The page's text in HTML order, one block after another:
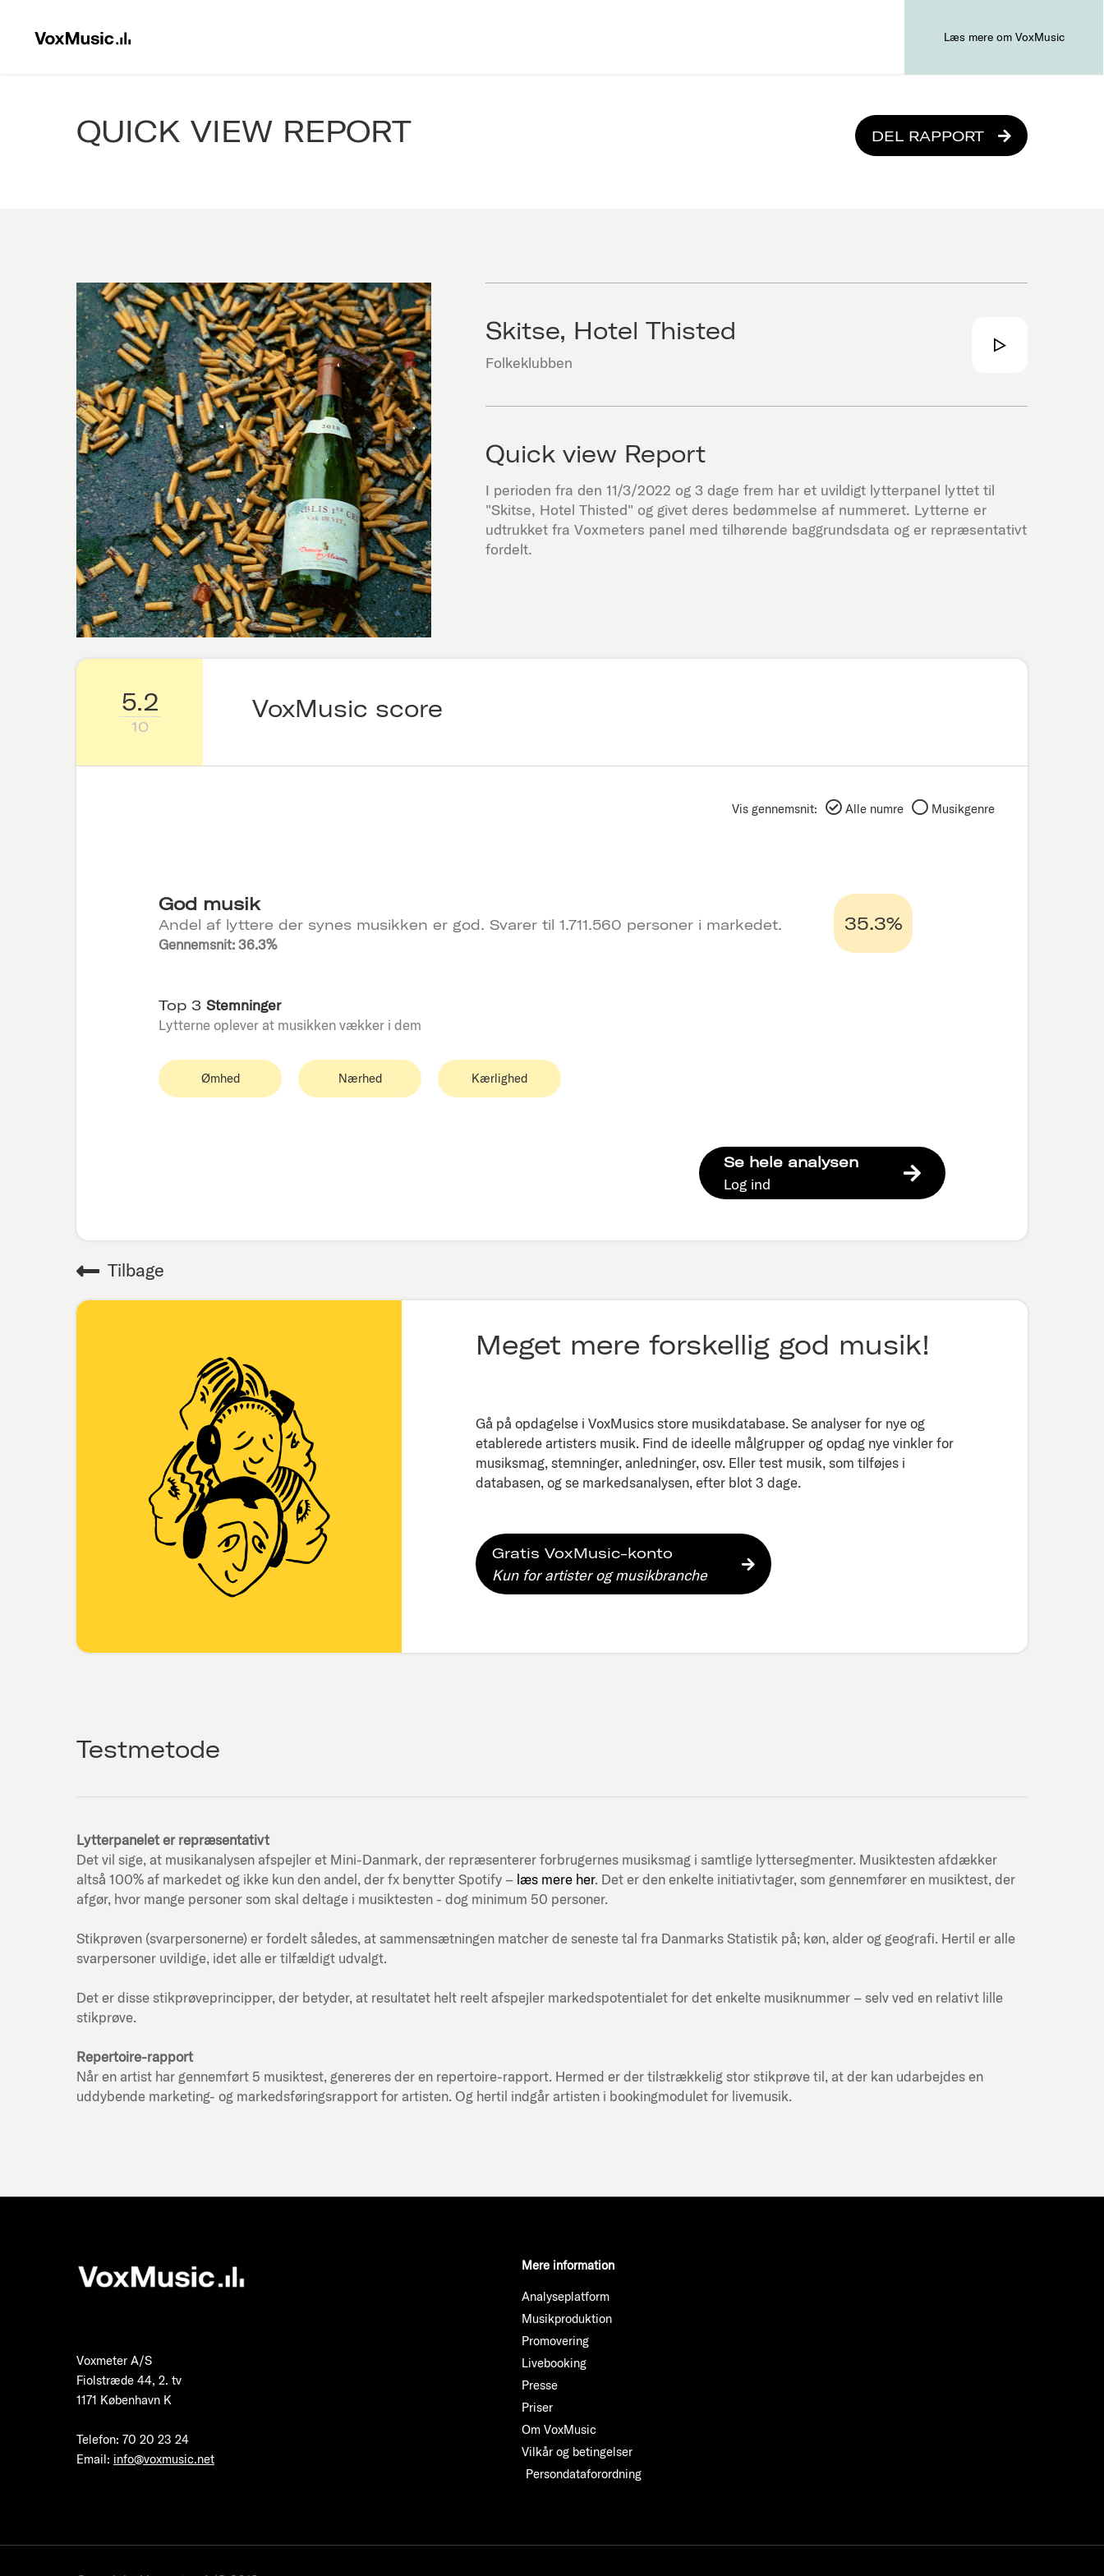
Læs mere om VoxMusic
QUICK VIEW REPORT DEL RAPPORT
Skitse, Hotel Thisted
Folkeklubben
Quick view Report
I perioden fra den 11/3/2022 og 3 dage frem har et uvildigt lytterpanel lyttet til
"Skitse, Hotel Thisted" og givet deres bedømmelse af nummeret. Lytterne er
udtrukket fra Voxmeters panel med tilhørende baggrundsdata og er repræsentativt
fordelt.
5.2
10
VoxMusic score
Vis gennemsnit: Alle numre Musikgenre
God musik
Andel af lyttere der synes musikken er god. Svarer til 1.711.560 personer i markedet.
Gennemsnit: 36.3%
35.3%
Top 3 Stemninger
Lytterne oplever at musikken vækker i dem
Ømhed Nærhed Kærlighed
Se hele analysen
Log ind
Tilbage
Meget mere forskellig god musik!
Gå på opdagelse i VoxMusics store musikdatabase. Se analyser for nye og
etablerede artisters musik. Find de ideelle målgrupper og opdag nye vinkler for
musiksmag, stemninger, anledninger, osv. Eller test musik, som tilføjes i
databasen, og se markedsanalysen, efter blot 3 dage.​
Gratis VoxMusic-konto
Kun for artister og musikbranche
Testmetode
Lytterpanelet er repræsentativt
Det vil sige, at musikanalysen afspejler et Mini-Danmark, der repræsenterer forbrugernes musiksmag i samtlige lyttersegmenter. Musiktesten afdækker
altså 100% af markedet og ikke kun den andel, der fx benytter Spotify – læs mere her. Det er den enkelte initiativtager, som gennemfører en musiktest, der
afgør, hvor mange personer som skal deltage i musiktesten - dog minimum 50 personer.
Stikprøven (svarpersonerne) er fordelt således, at sammensætningen matcher de seneste tal fra Danmarks Statistik på; køn, alder og geografi. Hertil er alle
svarpersoner uvildige, idet alle er tilfældigt udvalgt.
Det er disse stikprøveprincipper, der betyder, at resultatet helt reelt afspejler markedspotentialet for det enkelte musiknummer – selv ved en relativt lille
stikprøve.
Repertoire-rapport
Når en artist har gennemført 5 musiktest, genereres der en repertoire-rapport. Hermed er der tilstrækkelig stor stikprøve til, at der kan udarbejdes en
uddybende marketing- og markedsføringsrapport for artisten. Og hertil indgår artisten i bookingmodulet for livemusik.
Voxmeter A/S
Fiolstræde 44, 2. tv
1171 København K
Telefon: 70 20 23 24
Email: info@voxmusic.net
Mere information
Analyseplatform
Musikproduktion
Promovering
Livebooking
Presse
Priser
Om VoxMusic
Vilkår og betingelser
Persondataforordning